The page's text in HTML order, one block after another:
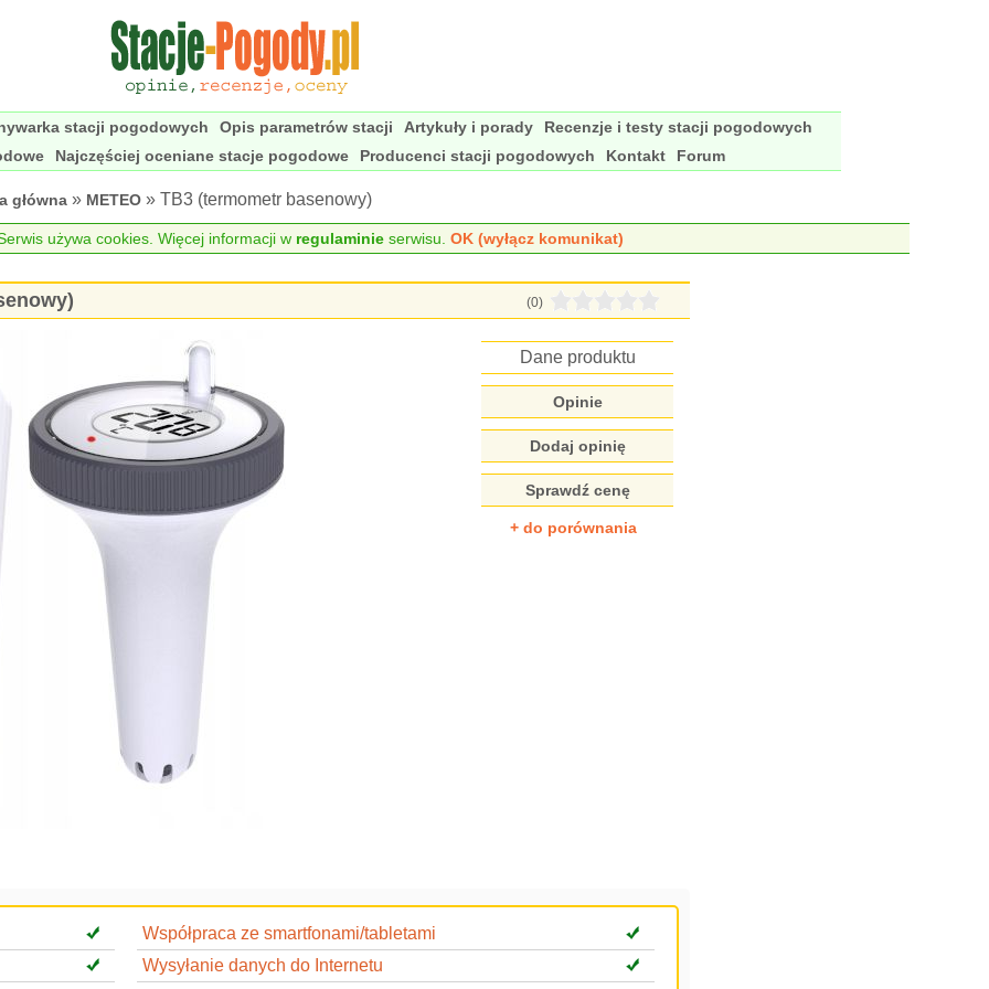
stacji pogodowych Opis parametrów stacji Artykuły i porady
Recenzje i testy stacji pogodowych
Najczęściej oceniane stacje pogodowe Producenci stacji pogodowych Kontakt Forum
główna » METEO » TB3 (termometr basenowy)
używa cookies. Więcej informacji w regulaminieserwisu. OK (wyłącz komunikat)
(0)
Dane produktu
Opinie
Dodaj opinię
Sprawdź cenę
+ do porównania
Współpraca ze smartfonami/tabletami
Wysyłanie danych do Internetu